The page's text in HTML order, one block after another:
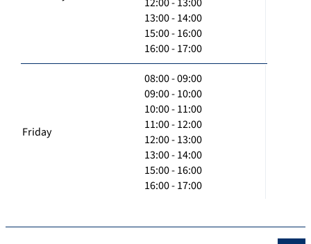
13:00 - 14:00
15:00 - 16:00
16:00 - 17:00
Friday
08:00 - 09:00
09:00 - 10:00
10:00 - 11:00
11:00 - 12:00
12:00 - 13:00
13:00 - 14:00
15:00 - 16:00
16:00 - 17:00